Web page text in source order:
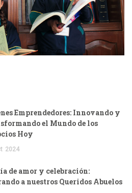
Emprendedores: Innovando y
el Mundo de los
Hoy
2024
de amor y celebración:
a nuestros Queridos Abuelos